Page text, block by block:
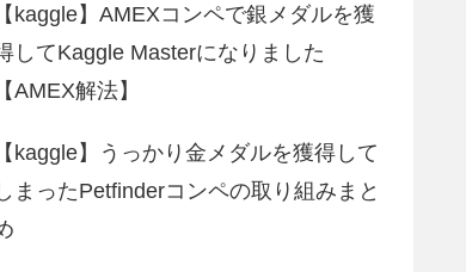
【kaggle】AMEXコンペで銀メダルを獲
してKaggle Masterになりました
【AMEX解法】
【kaggle】うっかり金メダルを獲得して
まったPetfinderコンペの取り組みまと